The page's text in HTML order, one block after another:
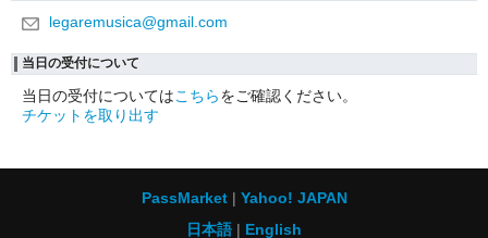
legaremusica@gmail.com
当日の受付について
当日の受付についてはこちらをご確認ください。
チケットを取り出す
PassMarket
Yahoo! JAPAN
日本語
English